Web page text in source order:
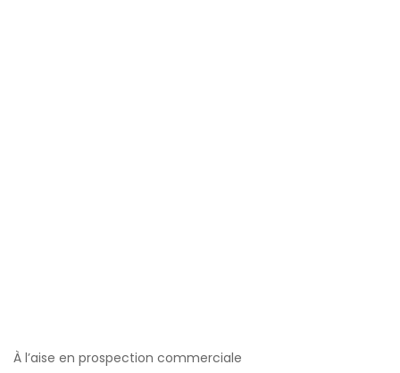
À l’aise en prospection commerciale